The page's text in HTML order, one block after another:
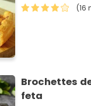
(16
Brochettes
feta